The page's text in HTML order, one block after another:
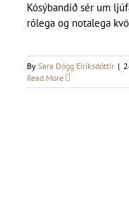
Kósýbandið sér um
rólega og notalega
By Sara Dögg Eiríksdóttir |
Read More